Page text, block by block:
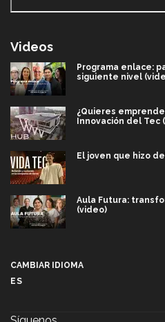
Videos
Programa enlace:
siguiente nivel
¿Quieres
Innovación del Tec
El joven que hizo
Aula Futura:
(video)
CAMBIAR IDIOMA
ES